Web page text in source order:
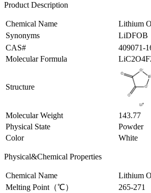
Product Description
Chemical Name
Lithium
Synonyms
LiDFOB
CAS#
409071-
Molecular Formula
Structure
Molecular Weight
143.77
Physical State
Powder
Color
White
Physical&Chemical Properties
Chemical Name
Lithium
Melting Point（℃）
265-271